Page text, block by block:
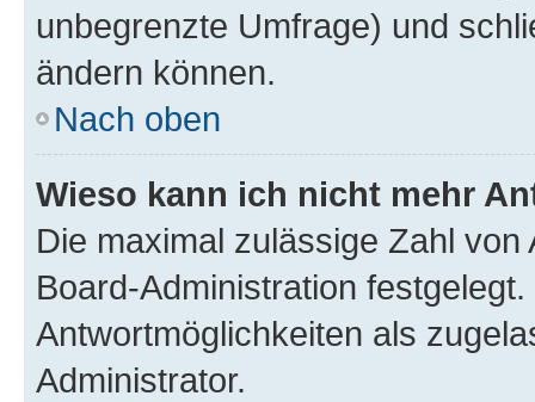
unbegrenzte Umfrage) und
ändern können.
Nach oben
Wieso kann ich nicht mehr
Die maximal zulässige Zahl
Board-Administration
Antwortmöglichkeiten als
Administrator.